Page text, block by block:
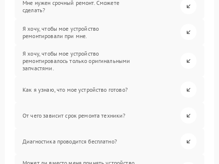
Мне нужен срочный ремонт. Сможете
сделать?
Я хочу, чтобы мое устройство
ремонтировали при мне.
Я хочу, чтобы мое устройство
ремонтировалось только оригинальными
запчастями.
Как я узнаю, что мое устройство готово?
От чего зависит срок ремонта техники?
Диагностика проводится бесплатно?